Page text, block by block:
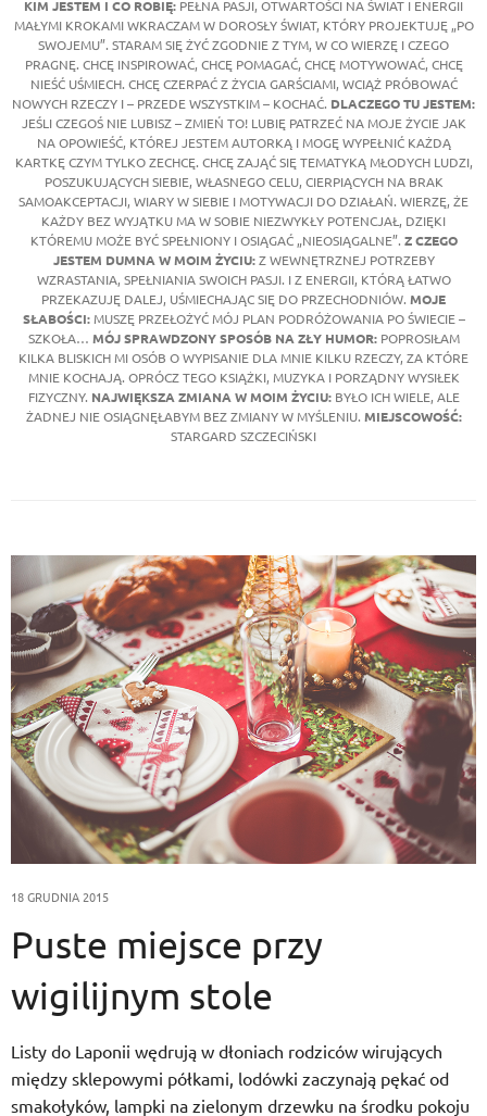
KIM JESTEM I CO ROBIĘ: PEŁNA PASJI, OTWARTOŚCI NA ŚWIAT I ENERGII
MAŁYMI KROKAMI WKRACZAM W DOROSŁY ŚWIAT, KTÓRY PROJEKTUJĘ „PO
SWOJEMU”. STARAM SIĘ ŻYĆ ZGODNIE Z TYM, W CO WIERZĘ I CZEGO
PRAGNĘ. CHCĘ INSPIROWAĆ, CHCĘ POMAGAĆ, CHCĘ MOTYWOWAĆ, CHCĘ
NIEŚĆ UŚMIECH. CHCĘ CZERPAĆ Z ŻYCIA GARŚCIAMI, WCIĄŻ PRÓBOWAĆ
NOWYCH RZECZY I – PRZEDE WSZYSTKIM – KOCHAĆ. DLACZEGO TU JESTEM:
JEŚLI CZEGOŚ NIE LUBISZ – ZMIEŃ TO! LUBIĘ PATRZEĆ NA MOJE ŻYCIE JAK
NA OPOWIEŚĆ, KTÓREJ JESTEM AUTORKĄ I MOGĘ WYPEŁNIĆ KAŻDĄ
KARTKĘ CZYM TYLKO ZECHCĘ. CHCĘ ZAJĄĆ SIĘ TEMATYKĄ MŁODYCH LUDZI,
POSZUKUJĄCYCH SIEBIE, WŁASNEGO CELU, CIERPIĄCYCH NA BRAK
SAMOAKCEPTACJI, WIARY W SIEBIE I MOTYWACJI DO DZIAŁAŃ. WIERZĘ, ŻE
KAŻDY BEZ WYJĄTKU MA W SOBIE NIEZWYKŁY POTENCJAŁ, DZIĘKI
KTÓREMU MOŻE BYĆ SPEŁNIONY I OSIĄGAĆ „NIEOSIĄGALNE”. Z CZEGO
JESTEM DUMNA W MOIM ŻYCIU:Z WEWNĘTRZNEJ POTRZEBY
WZRASTANIA, SPEŁNIANIA SWOICH PASJI. I Z ENERGII, KTÓRĄ ŁATWO
PRZEKAZUJĘ DALEJ, UŚMIECHAJĄC SIĘ DO PRZECHODNIÓW. MOJE
SŁABOŚCI:MUSZĘ PRZEŁOŻYĆ MÓJ PLAN PODRÓŻOWANIA PO ŚWIECIE –
SZKOŁA… MÓJ SPRAWDZONY SPOSÓB NA ZŁY HUMOR:POPROSIŁAM
KILKA BLISKICH MI OSÓB O WYPISANIE DLA MNIE KILKU RZECZY, ZA KTÓRE
MNIE KOCHAJĄ. OPRÓCZ TEGO KSIĄŻKI, MUZYKA I PORZĄDNY WYSIŁEK
FIZYCZNY. NAJWIĘKSZA ZMIANA W MOIM ŻYCIU:BYŁO ICH WIELE, ALE
ŻADNEJ NIE OSIĄGNĘŁABYM BEZ ZMIANY W MYŚLENIU. MIEJSCOWOŚĆ:
STARGARD SZCZECIŃSKI
18 GRUDNIA 2015
Puste miejsce przy
wigilijnym stole
Listy do Laponii wędrują w dłoniach rodziców wirujących
między sklepowymi półkami, lodówki zaczynają pękać od
smakołyków, lampki na zielonym drzewku na środku pokoju